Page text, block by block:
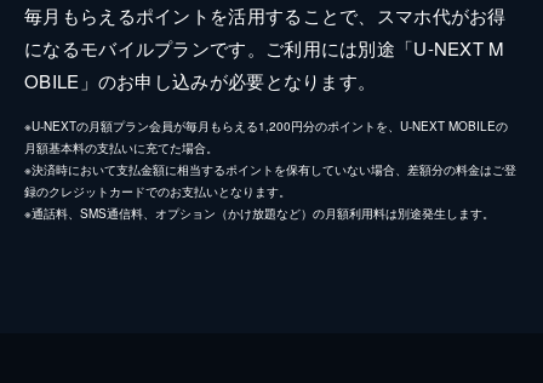
毎月もらえるポイントを活用することで、スマホ代がお得
になるモバイルプランです。ご利用には別途「U-NEXT M
OBILE」のお申し込みが必要となります。
※U-NEXTの月額プラン会員が毎月もらえる1,200円分のポイントを、U-NEXT MOBILEの
月額基本料の支払いに充てた場合。
※決済時において支払金額に相当するポイントを保有していない場合、差額分の料金はご登
録のクレジットカードでのお支払いとなります。
※通話料、SMS通信料、オプション（かけ放題など）の月額利用料は別途発生します。